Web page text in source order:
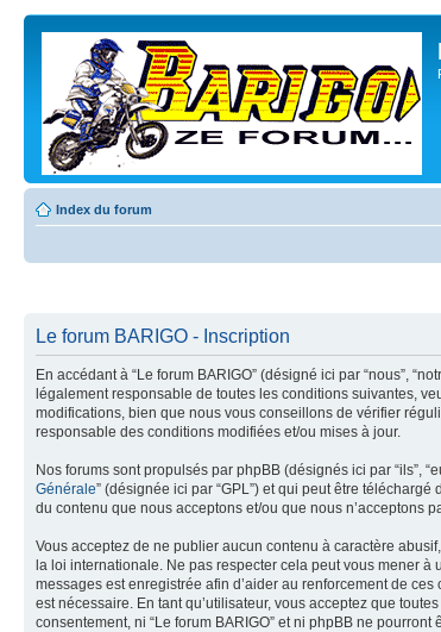
Index du forum
Le forum BARIGO - Inscription
En accédant à “Le forum BARIGO” (désigné ici par “nous”,
légalement responsable de toutes les conditions suivantes,
modifications, bien que nous vous conseillons de vérifier
responsable des conditions modifiées et/ou mises à jour.
Nos forums sont propulsés par phpBB (désignés ici par “ils”,
Générale” (désignée ici par “GPL”) et qui peut être téléchargé
du contenu que nous acceptons et/ou que nous n’acceptons
Vous acceptez de ne publier aucun contenu à caractère
la loi internationale. Ne pas respecter cela peut vous mener à
messages est enregistrée afin d’aider au renforcement de
est nécessaire. En tant qu’utilisateur, vous acceptez que
consentement, ni “Le forum BARIGO” et ni phpBB ne